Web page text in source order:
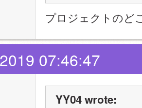
プロジェクトのど
07:46:47
YY04 wrote: